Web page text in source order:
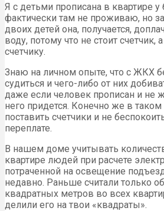
Я с детьми прописана в квартире у
фактически там не проживаю, но
двоих детей она, получается,
воду, потому что не стоит счетчик,
счетчику.
Знаю на личном опыте, что с ЖКХ
судиться и чего-либо от них
даже если человек прописан и не
него придется. Конечно же в
поставить счетчики и не
переплате.
В нашем доме учитывать
квартире людей при расчете
потраченной на освещение
недавно. Раньше считали только
квадратных метров во всех
делили его на твои «квадраты».